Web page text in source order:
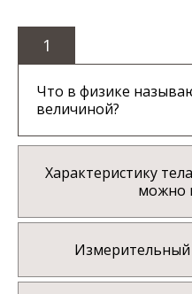
1
Что в физике
величиной?
Характеристику
можно